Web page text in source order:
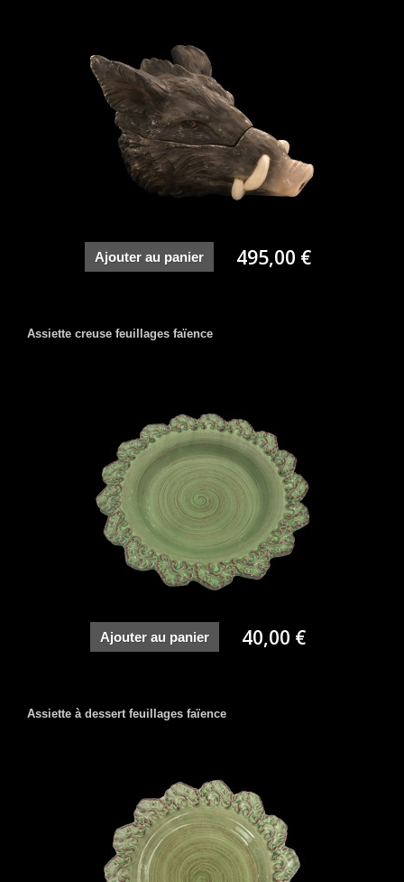
Ajouter au panier 495,00 €
Assiette creuse feuillages faïence
Ajouter au panier 40,00 €
Assiette à dessert feuillages faïence